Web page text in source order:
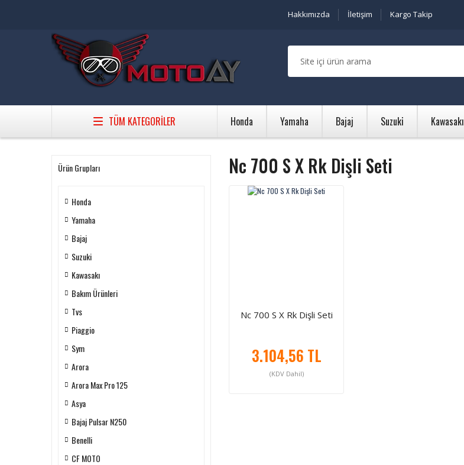
Hakkımızda İletişim Kargo Takip
TÜM KATEGORİLER Honda Yamaha Bajaj Suzuki Kawasakı
Ürün Grupları
Honda
Yamaha
Bajaj
Suzuki
Kawasakı
Bakım Ürünleri
Tvs
Piaggio
Sym
Arora
Arora Max Pro 125
Asya
Bajaj Pulsar N250
Benelli
CF MOTO
Nc 700 S X Rk Dişli Seti
Nc 700 S X Rk Dişli Seti
3.104,56 TL
(KDV Dahil)